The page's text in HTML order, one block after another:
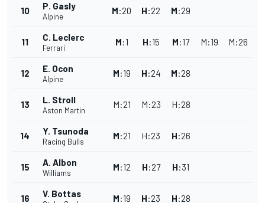
10 P. Gasly
Alpine
M:20 H:22 M:29
11 C. Leclerc
Ferrari
M:1 H:15 M:17 M:19 M:26
12 E. Ocon
Alpine
M:19 H:24 M:28
13 L. Stroll
Aston Martin
M:21 M:23 H:28
14 Y. Tsunoda
Racing Bulls
M:21 H:23 H:26
15 A. Albon
Williams
M:12 H:27 H:31
16 V. Bottas M:19 H:23 H:28